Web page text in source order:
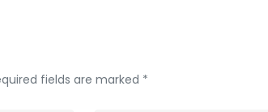
fields are marked *